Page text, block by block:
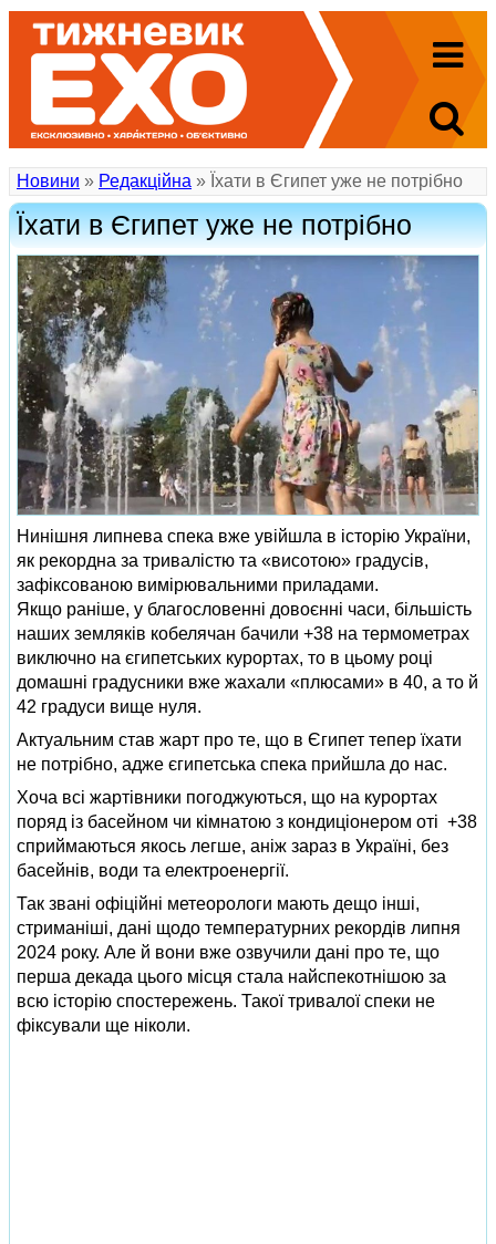
Новини » Редакційна » Їхати в Єгипет уже не потрібно
Їхати в Єгипет уже не потрібно
Нинішня липнева спека вже увійшла в історію України,
як рекордна за тривалістю та «висотою» градусів,
зафіксованою вимірювальними приладами.
Якщо раніше, у благословенні довоєнні часи, більшість
наших земляків кобелячан бачили +38 на термометрах
виключно на єгипетських курортах, то в цьому році
домашні градусники вже жахали «плюсами» в 40, а то й
42 градуси вище нуля.
Актуальним став жарт про те, що в Єгипет тепер їхати
не потрібно, адже єгипетська спека прийшла до нас.
Хоча всі жартівники погоджуються, що на курортах
поряд із басейном чи кімнатою з кондиціонером оті +38
сприймаються якось легше, аніж зараз в Україні, без
басейнів, води та електроенергії.
Так звані офіційні метеорологи мають дещо інші,
стриманіші, дані щодо температурних рекордів липня
2024 року. Але й вони вже озвучили дані про те, що
перша декада цього місця стала найспекотнішою за
всю історію спостережень. Такої тривалої спеки не
фіксували ще ніколи.